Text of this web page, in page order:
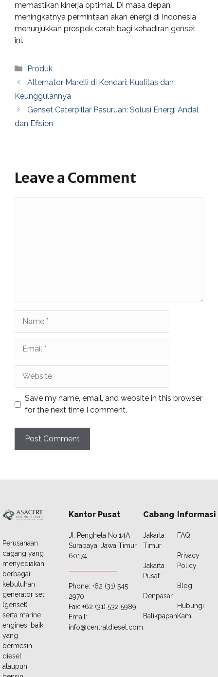
memastikan kinerja optimal. Di masa depan,
meningkatnya permintaan akan energi di Indonesia
menunjukkan prospek cerah bagi kehadiran genset
ini.
Categories
Produk
Alternator Marelli di Kendari: Kualitas dan
Keunggulannya
Genset Caterpillar Pasuruan: Solusi Energi Andal
dan Efisien
Leave a Comment
Save my name, email, and website in this browser
for the next time I comment.
Perusahaan
dagang yang
menyediakan
berbagai
kebutuhan
generator set
(genset)
serta marine
engines, baik
yang
bermesin
diesel
ataupun
Kantor Pusat
JI. Penghela No.14A
Surabaya, Jawa Timur
60174
Phone: +62 (31) 545
2970
Fax: +62 (31) 532 5989
Email:
info@centraldiesel.com
Cabang
Jakarta
Timur
Jakarta
Pusat
Denpasar
Balikpapan
Informasi
FAQ
Privacy
Policy
Blog
Hubungi
Kami